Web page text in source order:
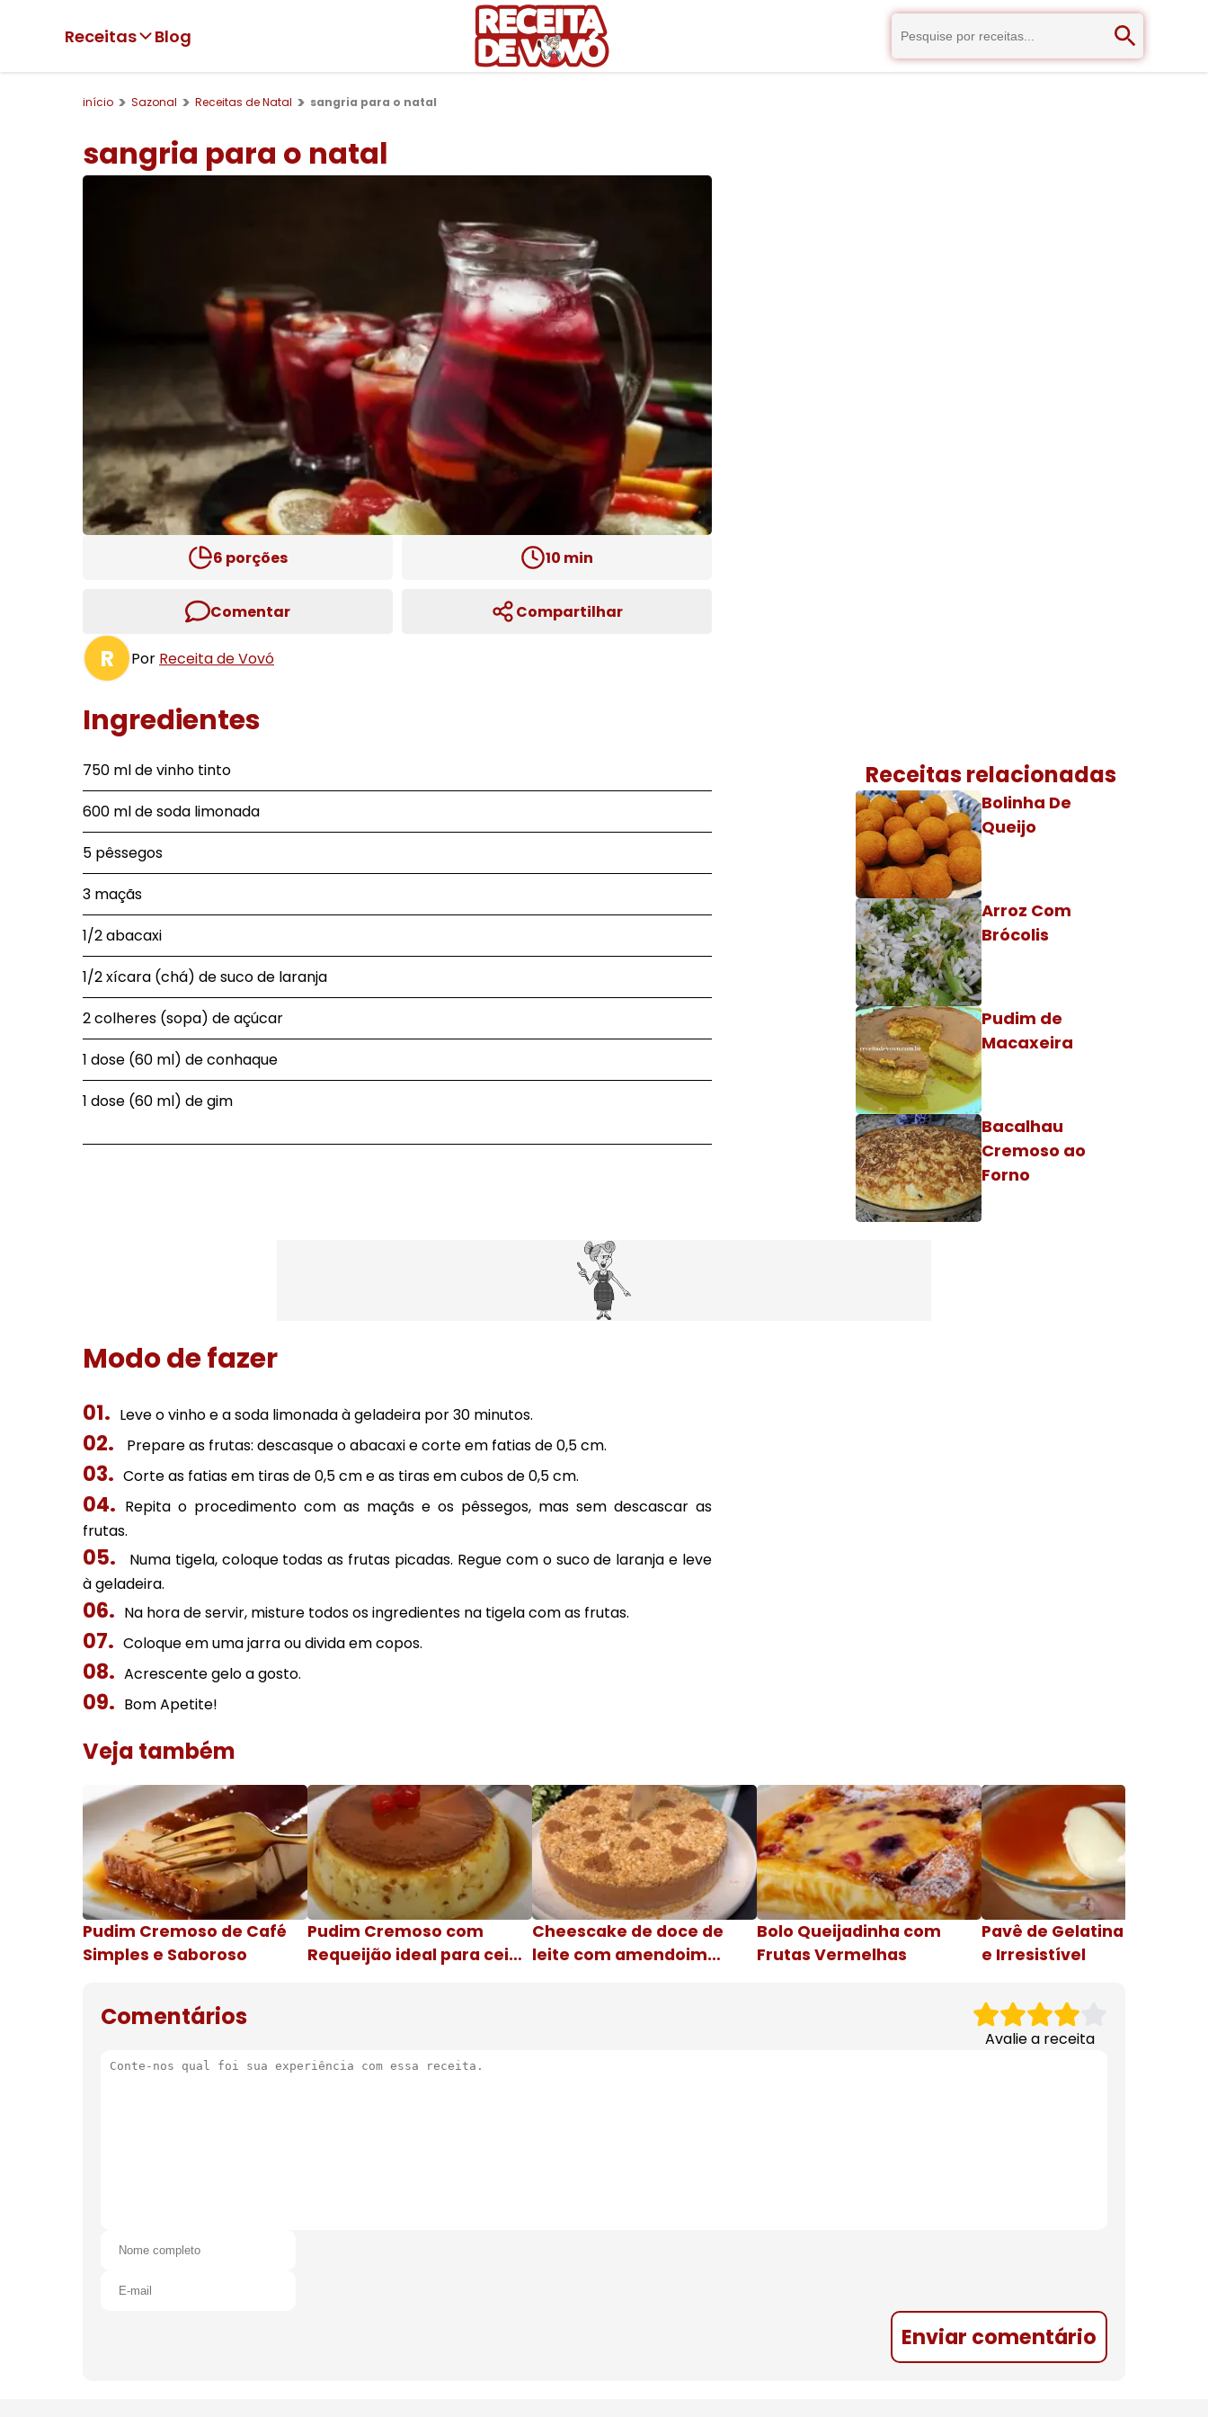
Receitas Blog
início Sazonal Receitas de Natal sangria para o natal
sangria para o natal
6 porções 10 min
Comentar Compartilhar
R Por Receita de Vovó
Ingredientes
750 ml de vinho tinto
600 ml de soda limonada
5 pêssegos
3 maçãs
1/2 abacaxi
1/2 xícara (chá) de suco de laranja
2 colheres (sopa) de açúcar
1 dose (60 ml) de conhaque
1 dose (60 ml) de gim
Receitas relacionadas
Bolinha De
Queijo
Arroz Com
Brócolis
Pudim de
Macaxeira
Bacalhau
Cremoso ao
Forno
Modo de fazer
Leve o vinho e a soda limonada à geladeira por 30 minutos.
Prepare as frutas: descasque o abacaxi e corte em fatias de 0,5 cm.
Corte as fatias em tiras de 0,5 cm e as tiras em cubos de 0,5 cm.
Repita o procedimento com as maçãs e os pêssegos, mas sem descascar as
frutas.
Numa tigela, coloque todas as frutas picadas. Regue com o suco de laranja e leve
à geladeira.
Na hora de servir, misture todos os ingredientes na tigela com as frutas.
Coloque em uma jarra ou divida em copos.
Acrescente gelo a gosto.
Bom Apetite!
Veja também
Pudim Cremoso de Café
Simples e Saboroso
Pudim Cremoso com
Requeijão ideal para ceia
Cheescake de doce de
leite com amendoim
Bolo Queijadinha com
Frutas Vermelhas
Pavê de Gelatina Cremosa
e Irresistível
Comentários
Avalie a receita
Enviar comentário